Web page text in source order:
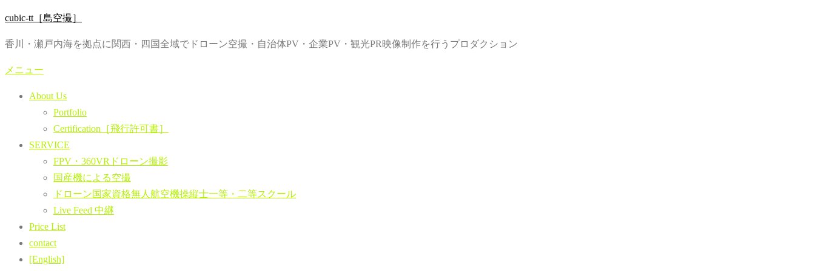
コ
テ
ン
cubic-tt［島空撮］
香川・瀬戸内海を拠点に関西・四国全域でドローン空撮・自治体PV・企業PV・観光PR映像制作を行うプロダクション
メニュー
About Us
Portfolio
Certification［飛行許可書］
SERVICE
FPV・360VRドローン撮影
国産機による空撮
ドローン国家資格無人航空機操縦士一等・二等スクール
Live Feed 中継
Price List
contact
[English]